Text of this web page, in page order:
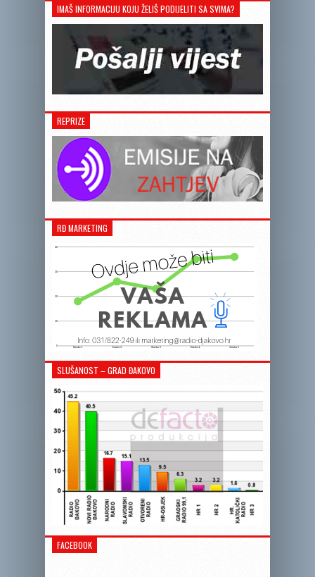
IMAŠ INFORMACIJU KOJU ŽELIŠ PODIJELITI SA SVIMA?
REPRIZE
RĐ MARKETING
SLUŠANOST – GRAD ĐAKOVO
FACEBOOK